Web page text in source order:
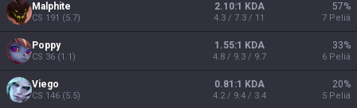
Malphite
CS 191 (5.7)
2.10:1 KDA
4.3 / 7.3 / 11
57%
7 Peliä
Poppy
CS 36 (1.1)
1.55:1 KDA
4.8 / 9.3 / 9.7
33%
6 Peliä
Viego
CS 146 (5.5)
0.81:1 KDA
4.2 / 9.4 / 3.4
20%
5 Peliä